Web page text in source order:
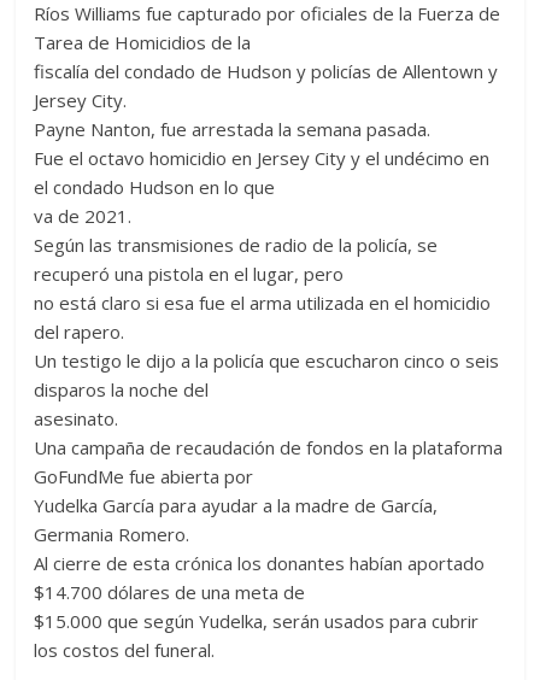
Ríos Williams fue capturado por oficiales de la Fuerza de
Tarea de Homicidios de la
fiscalía del condado de Hudson y policías de Allentown y
Jersey City.
Payne Nanton, fue arrestada la semana pasada.
Fue el octavo homicidio en Jersey City y el undécimo en
el condado Hudson en lo que
va de 2021.
Según las transmisiones de radio de la policía, se
recuperó una pistola en el lugar, pero
no está claro si esa fue el arma utilizada en el homicidio
del rapero.
Un testigo le dijo a la policía que escucharon cinco o seis
disparos la noche del
asesinato.
Una campaña de recaudación de fondos en la plataforma
GoFundMe fue abierta por
Yudelka García para ayudar a la madre de García,
Germania Romero.
Al cierre de esta crónica los donantes habían aportado
$14.700 dólares de una meta de
$15.000 que según Yudelka, serán usados para cubrir
los costos del funeral.